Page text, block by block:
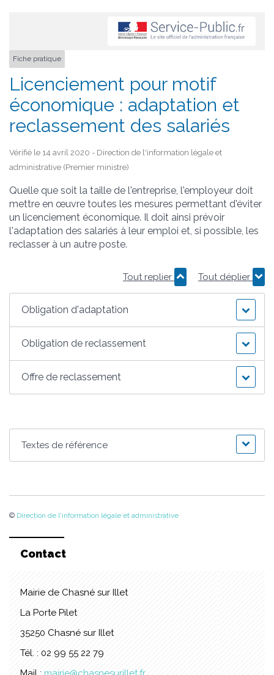
Fiche pratique
Licenciement pour motif
économique : adaptation et
reclassement des salariés
Vérifié le 14 avril 2020 - Direction de l'information légale et
administrative (Premier ministre)
Quelle que soit la taille de l'entreprise, l'employeur doit
mettre en œuvre toutes les mesures permettant d'éviter
un licenciement économique. Il doit ainsi prévoir
l'adaptation des salariés à leur emploi et, si possible, les
reclasser à un autre poste.
Tout replier Tout déplier
Obligation d'adaptation
Obligation de reclassement
Offre de reclassement
Textes de référence
© Direction de l'information légale et administrative
Contact
Mairie de Chasné sur Illet
La Porte Pilet
35250 Chasné sur Illet
Tél. : 02 99 55 22 79